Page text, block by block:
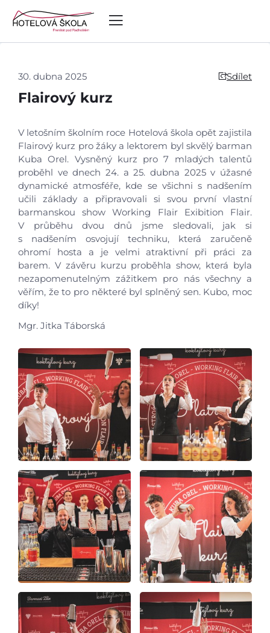
Aktuálně
Škola
Studium
Projekty
Foto
Video a audio
Virtuální prohlídka
Kontakty
30. dubna 2025 Sdílet
Flairový kurz
V letošním školním roce Hotelová škola opět zajistila
Flairový kurz pro žáky a lektorem byl skvělý barman
Kuba Orel. Vysněný kurz pro 7 mladých talentů
proběhl ve dnech 24. a 25. dubna 2025 v úžasné
dynamické atmosféře, kde se všichni s nadšením
učili základy a připravovali si svou první vlastní
barmanskou show Working Flair Exibition Flair.
V průběhu dvou dnů jsme sledovali, jak si
s nadšením osvojují techniku, která zaručeně
ohromí hosta a je velmi atraktivní při práci za
barem. V závěru kurzu proběhla show, která byla
nezapomenutelným zážitkem pro nás všechny a
věřím, že to pro některé byl splněný sen. Kubo, moc
díky!
Mgr. Jitka Táborská